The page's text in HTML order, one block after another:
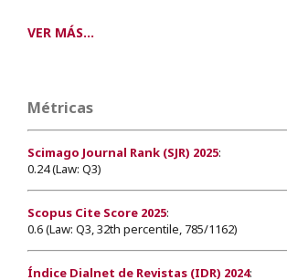
VER MÁS...
Métricas
Scimago Journal Rank (SJR) 2025:
0.24 (Law: Q3)
Scopus Cite Score 2025:
0.6 (Law: Q3, 32th percentile, 785/1162)
Índice Dialnet de Revistas (IDR) 2024: